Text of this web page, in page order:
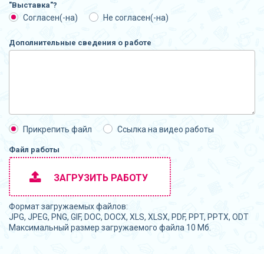
"Выставка"?
Согласен(-на) Не согласен(-на)
Дополнительные сведения о работе
Прикрепить файл Ссылка на видео работы
Файл работы
ЗАГРУЗИТЬ РАБОТУ
Формат загружаемых файлов:
JPG, JPEG, PNG, GIF, DOC, DOCX, XLS, XLSX, PDF, PPT, PPTX, ODT
Максимальный размер загружаемого файла 10 Мб.